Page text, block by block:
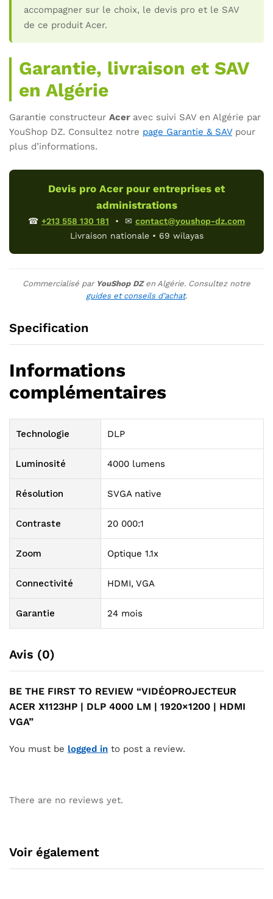
accompagner sur le choix, le devis pro et le SAV
de ce produit Acer.
Garantie, livraison et SAV
en Algérie
Garantie constructeur Aceravec suivi SAV en Algérie par
YouShop DZ. Consultez notre page Garantie & SAVpour
plus d’informations.
Devis pro Acer pour entreprises et
administrations
☎ +213 558 130 181 • ✉ contact@youshop-dz.com
Livraison nationale • 69 wilayas
Commercialisé par YouShop DZen Algérie. Consultez notre
guides et conseils d’achat.
Specification
Informations
complémentaires
Technologie DLP
Luminosité 4000 lumens
Résolution SVGA native
Contraste 20 000:1
Zoom Optique 1.1x
Connectivité HDMI, VGA
Garantie 24 mois
Avis (0)
BE THE FIRST TO REVIEW “VIDÉOPROJECTEUR
ACER X1123HP | DLP 4000 LM | 1920×1200 | HDMI
VGA”
You must be logged in to post a review.
There are no reviews yet.
Voir également